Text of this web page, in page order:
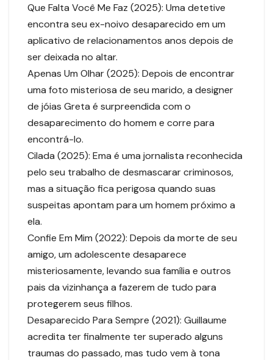
Que Falta Você Me Faz (2025): Uma detetive
encontra seu ex-noivo desaparecido em um
aplicativo de relacionamentos anos depois de
ser deixada no altar.
Apenas Um Olhar (2025): Depois de encontrar
uma foto misteriosa de seu marido, a designer
de jóias Greta é surpreendida com o
desaparecimento do homem e corre para
encontrá-lo.
Cilada (2025): Ema é uma jornalista reconhecida
pelo seu trabalho de desmascarar criminosos,
mas a situação fica perigosa quando suas
suspeitas apontam para um homem próximo a
ela.
Confie Em Mim (2022): Depois da morte de seu
amigo, um adolescente desaparece
misteriosamente, levando sua família e outros
pais da vizinhança a fazerem de tudo para
protegerem seus filhos.
Desaparecido Para Sempre (2021): Guillaume
acredita ter finalmente ter superado alguns
traumas do passado, mas tudo vem à tona